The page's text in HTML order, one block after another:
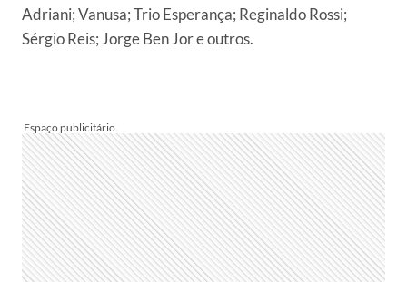
Adriani; Vanusa; Trio Esperança; Reginaldo Rossi;
Sérgio Reis; Jorge Ben Jor e outros.